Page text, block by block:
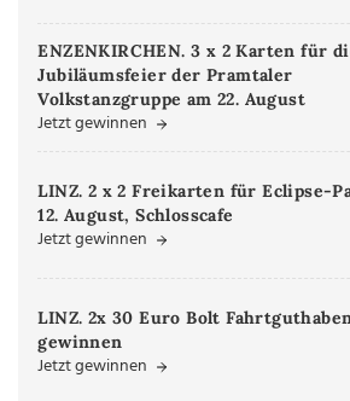
ENZENKIRCHEN. 3 x 2 Karten für
Jubiläumsfeier der Pramtaler
Volkstanzgruppe am 22. August
Jetzt gewinnen
LINZ. 2 x 2 Freikarten für Eclipse-
12. August, Schlosscafe
Jetzt gewinnen
LINZ. 2x 30 Euro Bolt
gewinnen
Jetzt gewinnen